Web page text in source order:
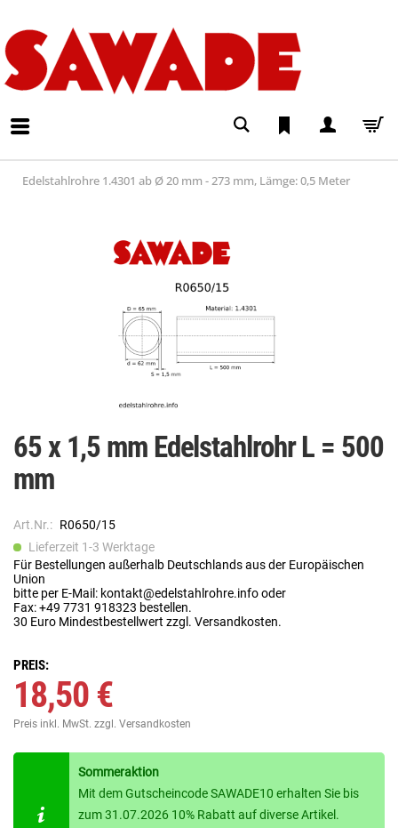
Edelstahlrohre 1.4301 ab Ø 20 mm - 273 mm, Lämge: 0,5 Meter
65 x 1,5 mm Edelstahlrohr L = 500
mm
Art.Nr.: R0650/15
Lieferzeit 1-3 Werktage
Für Bestellungen außerhalb Deutschlands aus der Europäischen
Union
bitte per E-Mail: kontakt@edelstahlrohre.info oder
Fax: +49 7731 918323 bestellen.
30 Euro Mindestbestellwert zzgl. Versandkosten.
PREIS:
18,50 €
Preis inkl. MwSt. zzgl. Versandkosten
Sommeraktion
Mit dem Gutscheincode SAWADE10 erhalten Sie bis
zum 31.07.2026 10% Rabatt auf diverse Artikel.